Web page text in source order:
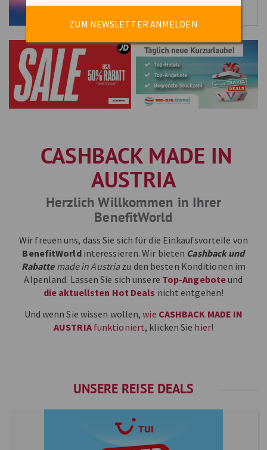
CASHBACK MADE IN
AUSTRIA
Herzlich Willkommen in Ihrer
BenefitWorld
Wir freuen uns, dass Sie sich für die Einkaufsvorteile von
BenefitWorldinteressieren. Wir bieten Cashback und
Rabattemade in Austria zu den besten Konditionen im
Alpenland. Lassen Sie sich unsere Top-Angeboteund
die aktuellsten Hot Deals nicht entgehen!
Und wenn Sie wissen wollen,wie CASHBACK MADE IN
AUSTRIAfunktioniert, klicken Sie hier!
UNSERE REISE DEALS
ZUM NEWSLETTER ANMELDEN